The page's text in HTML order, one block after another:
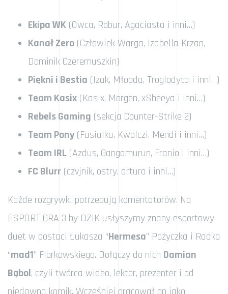
Ekipa WK (Owca, Robur, Agaciasta i inni…)
Kanał Zero (Człowiek Warga, Izabella Krzan,
Dominik Czeremuszkin)
Piękni i Bestia (Izak, Młooda, Troglodyta i inni…)
Team Kasix (Kasix, Morgen, xSheeya i inni…)
Rebels Gaming (sekcja Counter-Strike 2)
Team Pony (Fusialka, Kwolczi, Mendi i inni…)
Team IRL (Azdus, Gangamurun, Franio i inni…)
FC Blurr (czvjnik, ostry, arturo i inni…)
Każde rozgrywki potrzebują komentatorów. Na
ESPORT GRA 3 by DZIK usłyszymy znany esportowy
duet w postaci Łukasza “Hermesa” Pożyczka i Radka
“mad1” Florkowskiego. Dołączy do nich Damian
Bąbol, czyli twórca wideo, lektor, prezenter i od
niedawna komik. Wcześniej pracował on jako